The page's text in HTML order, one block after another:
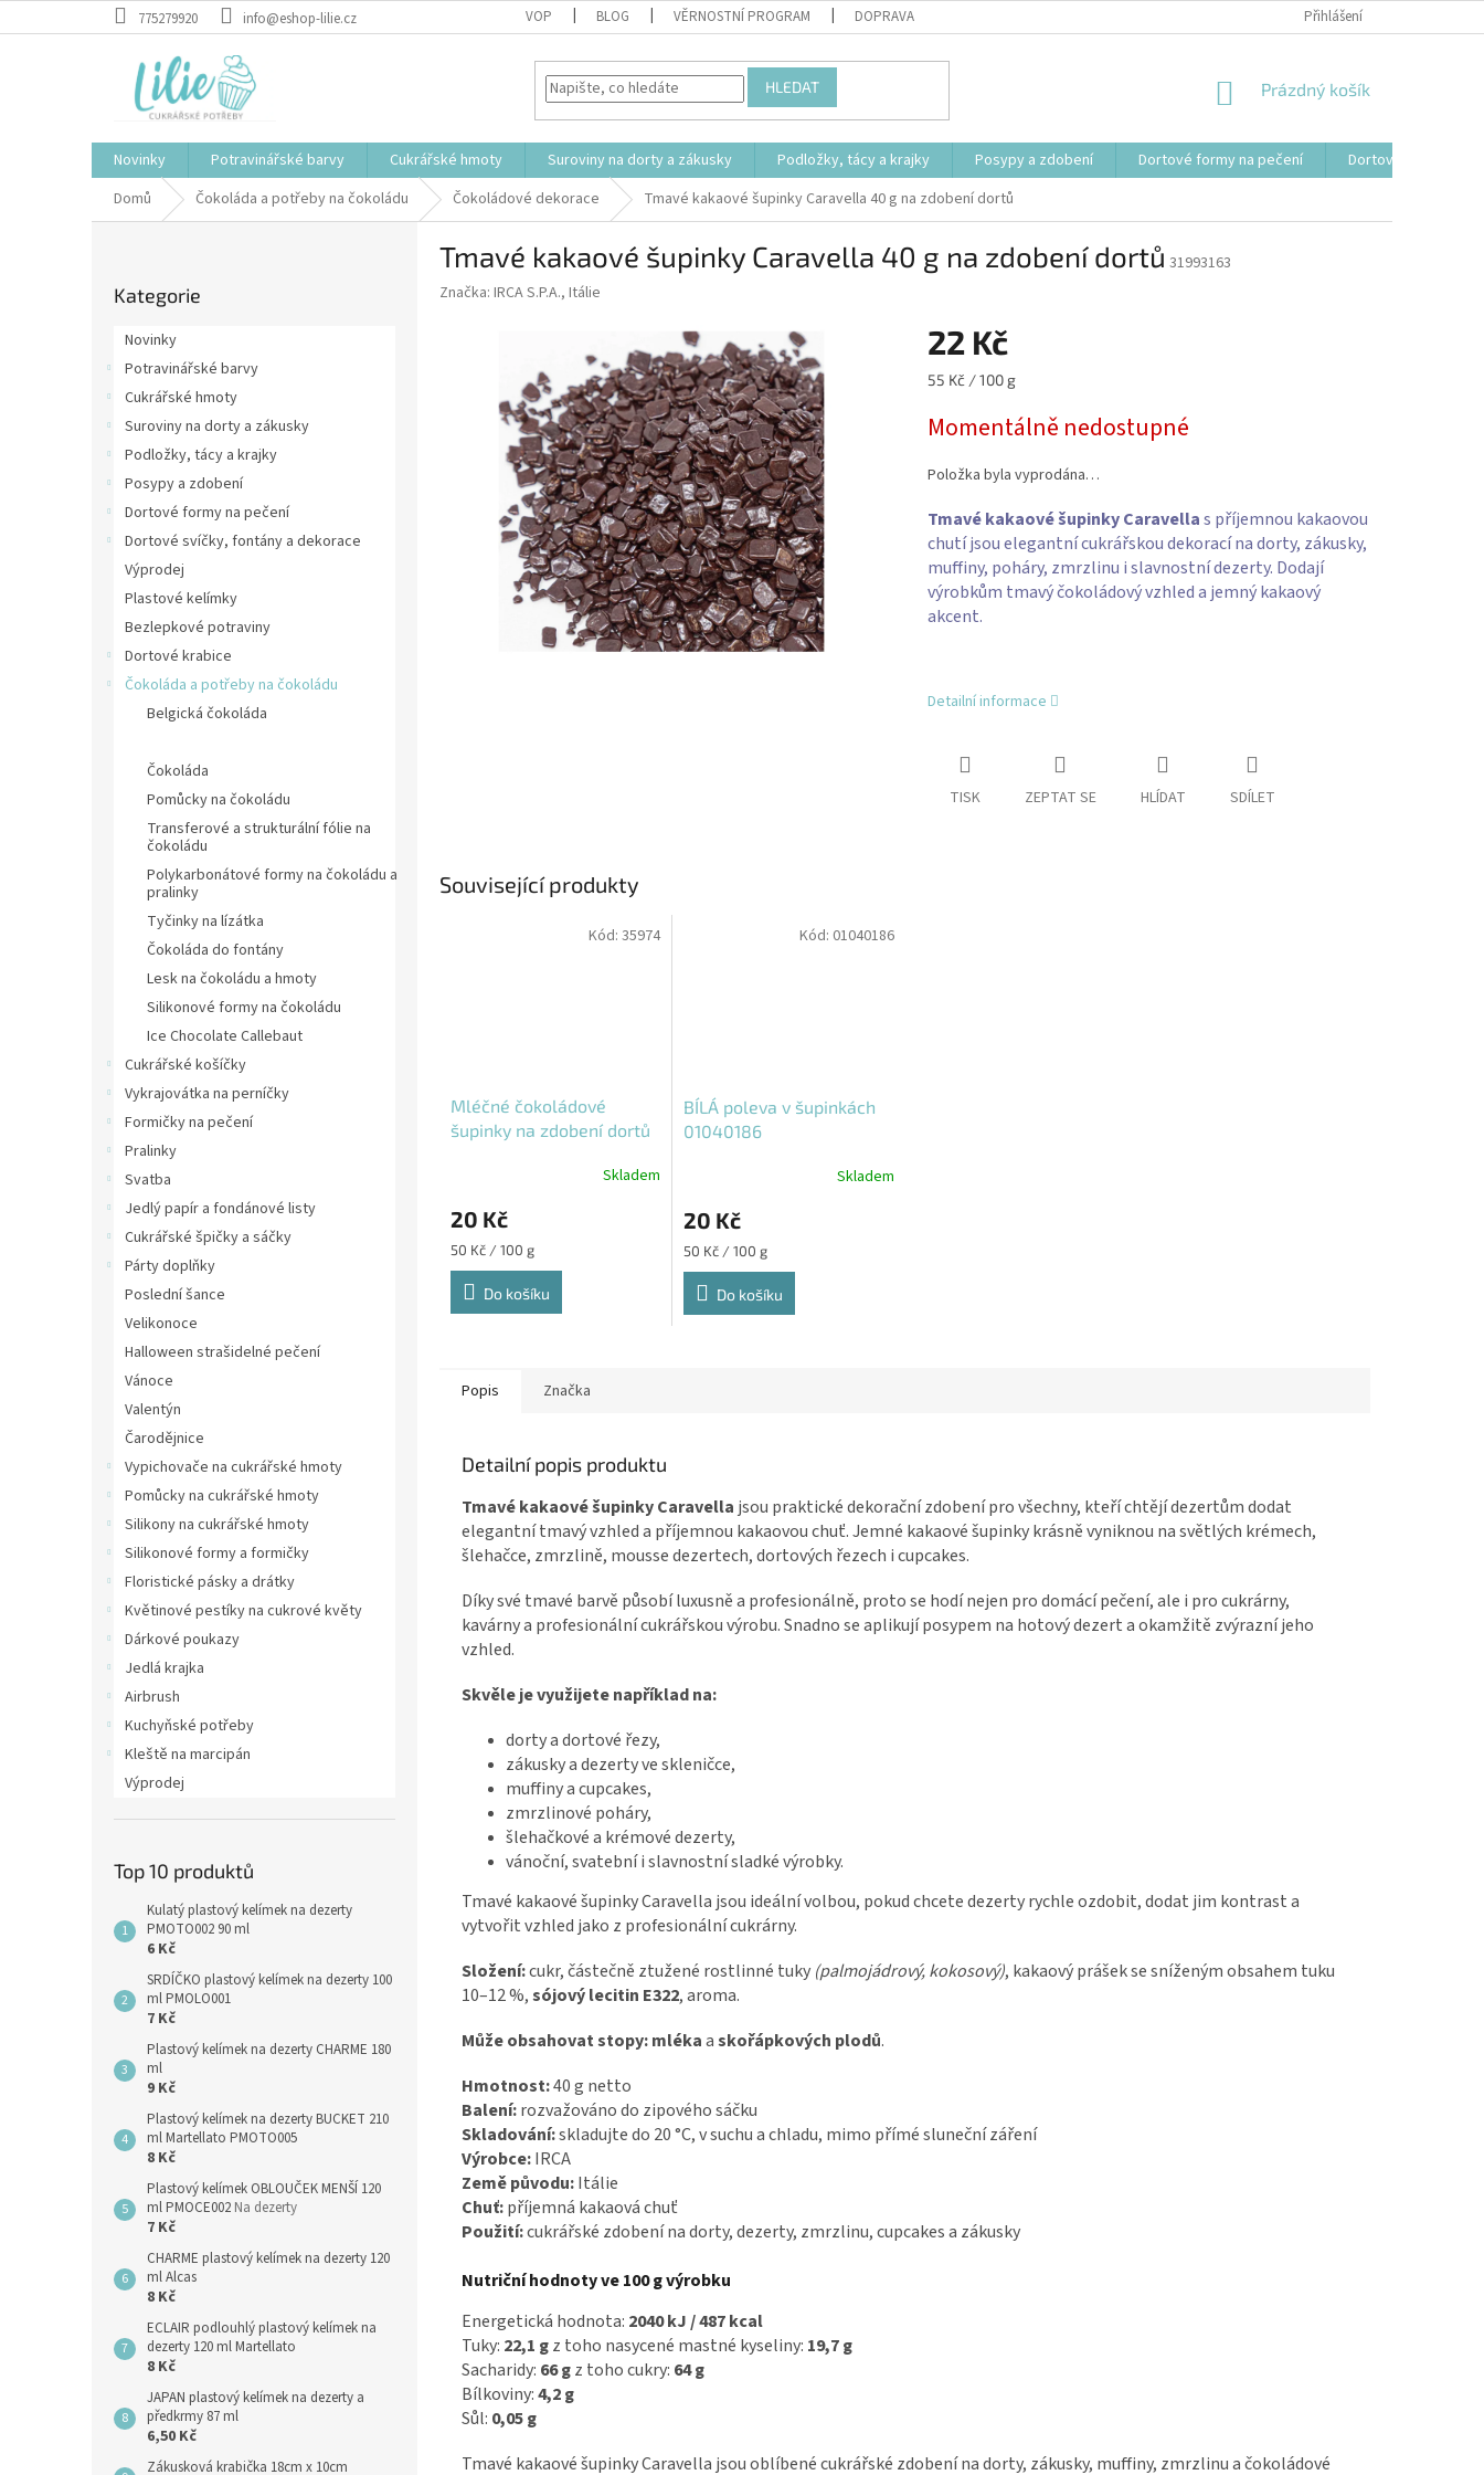
na
775279920 info@eshop-lilie.cz VOP BLOG VĚRNOSTNÍ PROGRAM DOPRAVA Přihlášení
HLEDAT
NÁKUPNÍ
Prázdný košík
Novinky Potravinářské barvy Cukrářské hmoty Suroviny na dorty a zákusky Podložky, tácy a krajky Posypy a zdobení Dortové formy na pečení
Dortové svíčky,
Domů
Čokoláda a potřeby na čokoládu Čokoládové dekorace Tmavé kakaové šupinky Caravella 40 g na zdobení dortů
kategorie
Kategorie
Novinky
Potravinářské barvy
Cukrářské hmoty
Suroviny na dorty a zákusky
Podložky, tácy a krajky
Posypy a zdobení
Dortové formy na pečení
Dortové svíčky, fontány a dekorace
Výprodej
Plastové kelímky
Bezlepkové potraviny
Dortové krabice
Čokoláda a potřeby na čokoládu
Belgická čokoláda
Čokoláda
Pomůcky na čokoládu
Transferové a strukturální fólie na
čokoládu
Polykarbonátové formy na čokoládu a
pralinky
Tyčinky na lízátka
Čokoláda do fontány
Lesk na čokoládu a hmoty
Silikonové formy na čokoládu
Ice Chocolate Callebaut
Cukrářské košíčky
Vykrajovátka na perníčky
Formičky na pečení
Pralinky
Svatba
Jedlý papír a fondánové listy
Cukrářské špičky a sáčky
Párty doplňky
Poslední šance
Velikonoce
Halloween strašidelné pečení
Vánoce
Valentýn
Čarodějnice
Vypichovače na cukrářské hmoty
Pomůcky na cukrářské hmoty
Silikony na cukrářské hmoty
Silikonové formy a formičky
Floristické pásky a drátky
Květinové pestíky na cukrové květy
Dárkové poukazy
Jedlá krajka
Airbrush
Kuchyňské potřeby
Kleště na marcipán
Výprodej
Top 10 produktů
Kulatý plastový kelímek na dezerty
PMOTO002 90 ml
6 Kč
SRDÍČKO plastový kelímek na dezerty 100
ml PMOLO001
7 Kč
Plastový kelímek na dezerty CHARME 180
ml
9 Kč
Plastový kelímek na dezerty BUCKET 210
ml Martellato PMOTO005
8 Kč
Plastový kelímek OBLOUČEK MENŠÍ 120
ml PMOCE002 Na dezerty
7 Kč
CHARME plastový kelímek na dezerty 120
ml Alcas
8 Kč
ECLAIR podlouhlý plastový kelímek na
dezerty 120 ml Martellato
8 Kč
JAPAN plastový kelímek na dezerty a
předkrmy 87 ml
6,50 Kč
Zákusková krabička 18cm x 10cm
Tmavé kakaové šupinky Caravella 40 g na zdobení dortů 31993163
Značka: IRCA S.P.A., Itálie
22 Kč
Měrná
55 Kč / 100 g
Momentálně nedostupné
Položka byla vyprodána…
Tmavé kakaové šupinky Caravellas příjemnou kakaovou
chutí jsou elegantní cukrářskou dekorací na dorty, zákusky,
muffiny, poháry, zmrzlinu i slavnostní dezerty. Dodají
výrobkům tmavý čokoládový vzhled a jemný kakaový
akcent.
Detailní informace
TISK ZEPTAT SE HLÍDAT SDÍLET
Související produkty
Mléčné čokoládové
šupinky na zdobení dortů
Skladem
20 Kč
Měrná
cena:
50 Kč / 100 g
Do košíku
Kód: 35974
BÍLÁ poleva v šupinkách
01040186
Skladem
20 Kč
Měrná
cena:
50 Kč / 100 g
Do košíku
Kód: 01040186
Popis Značka
Detailní popis produktu
Tmavé kakaové šupinky Caravella jsou praktické dekorační zdobení pro všechny, kteří chtějí dezertům dodat
elegantní tmavý vzhled a příjemnou kakaovou chuť. Jemné kakaové šupinky krásně vyniknou na světlých krémech,
šlehačce, zmrzlině, mousse dezertech, dortových řezech i cupcakes.
Díky své tmavé barvě působí luxusně a profesionálně, proto se hodí nejen pro domácí pečení, ale i pro cukrárny,
kavárny a profesionální cukrářskou výrobu. Snadno se aplikují posypem na hotový dezert a okamžitě zvýrazní jeho
vzhled.
Skvěle je využijete například na:
dorty a dortové řezy,
zákusky a dezerty ve skleničce,
muffiny a cupcakes,
zmrzlinové poháry,
šlehačkové a krémové dezerty,
vánoční, svatební i slavnostní sladké výrobky.
Tmavé kakaové šupinky Caravella jsou ideální volbou, pokud chcete dezerty rychle ozdobit, dodat jim kontrast a
vytvořit vzhled jako z profesionální cukrárny.
Složení:cukr, částečně ztužené rostlinné tuky (palmojádrový, kokosový), kakaový prášek se sníženým obsahem tuku
10–12 %,sójový lecitin E322, aroma.
Může obsahovat stopy:mlékaaskořápkových plodů.
Hmotnost:40 g netto
Balení:rozvažováno do zipového sáčku
Skladování:skladujte do 20 °C, v suchu a chladu, mimo přímé sluneční záření
Výrobce:IRCA
Země původu:Itálie
Chuť:příjemná kakaová chuť
Použití:cukrářské zdobení na dorty, dezerty, zmrzlinu, cupcakes a zákusky
Nutriční hodnoty ve 100 g výrobku
Energetická hodnota: 2040 kJ / 487 kcal
Tuky: 22,1 gz toho nasycené mastné kyseliny: 19,7 g
Sacharidy: 66 gz toho cukry: 64 g
Bílkoviny:4,2 g
Sůl: 0,05 g
Tmavé kakaové šupinky Caravella jsou oblíbené cukrářské zdobení na dorty, zákusky, muffiny, zmrzlinu a čokoládové